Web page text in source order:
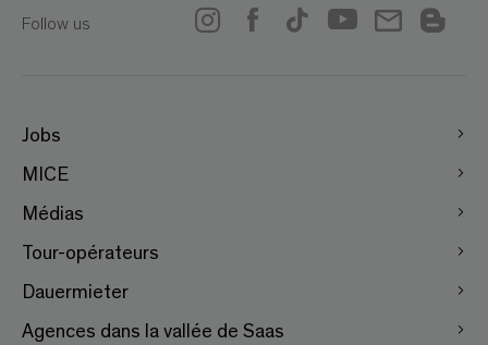
Follow us
Jobs
MICE
Médias
Tour-opérateurs
Dauermieter
Agences dans la vallée de Saas